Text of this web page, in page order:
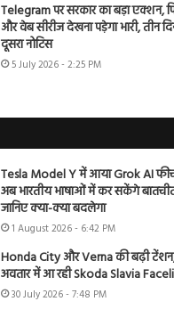
Telegram पर सरकार का बड़ा एक्शन,
और वेब सीरीज देखना पड़ेगा भारी, तीन
दूसरा नोटिस
5 July 2026 - 2:25 PM
Tesla Model Y में आया Grok AI
अब भारतीय भाषाओं में कर सकेंगे
जानिए क्या-क्या बदलेगा
1 August 2026 - 6:42 PM
Honda City और Verna की बढ़ी
अवतार में आ रही Skoda Slavia
30 July 2026 - 7:48 PM